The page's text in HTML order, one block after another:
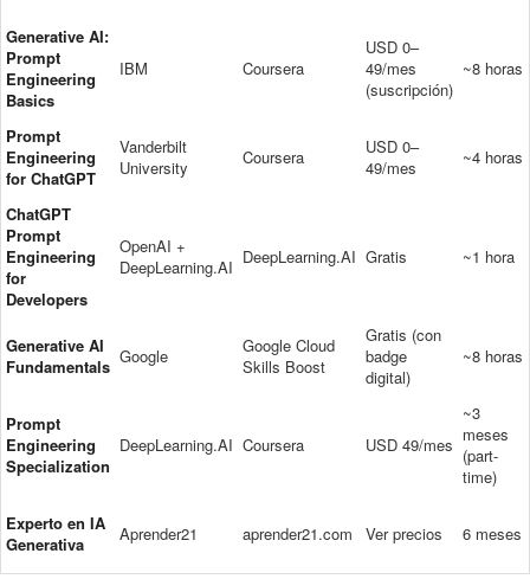
Generative AI:
Prompt
Engineering
Basics
IBM Coursera
USD 0–
49/mes
(suscripción)
~8 horas
Prompt
Engineering
for ChatGPT
Vanderbilt
University
Coursera
USD 0–
49/mes
~4 horas
ChatGPT
Prompt
Engineering
for
Developers
OpenAI +
DeepLearning.AI DeepLearning.AI Gratis ~1 hora
Generative AI
Fundamentals Google
Google Cloud
Skills Boost
Gratis (con
badge
digital)
~8 horas
Prompt
Engineering
Specialization
DeepLearning.AI Coursera USD 49/mes
~3
meses
(part-
time)
Experto en IA
Generativa
Aprender21 aprender21.com Ver precios 6 meses